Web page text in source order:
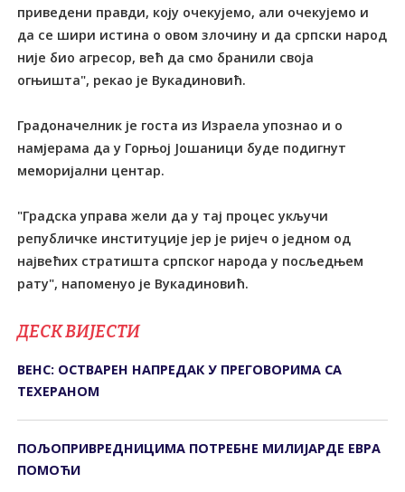
приведени правди, коју очекујемо, али очекујемо и
да се шири истина о овом злочину и да српски народ
није био агресор, већ да смо бранили своја
огњишта", рекао је Вукадиновић.
Градоначелник је госта из Израела упознао и о
намјерама да у Горњој Јошаници буде подигнут
меморијални центар.
"Градска управа жели да у тај процес укључи
републичке институције јер је ријеч о једном од
највећих стратишта српског народа у посљедњем
рату", напоменуо је Вукадиновић.
ДЕСК ВИЈЕСТИ
ВЕНС: ОСТВАРЕН НАПРЕДАК У ПРЕГОВОРИМА СА
ТЕХЕРАНОМ
ПОЉОПРИВРЕДНИЦИМА ПОТРЕБНЕ МИЛИЈАРДЕ ЕВРА
ПОМОЋИ